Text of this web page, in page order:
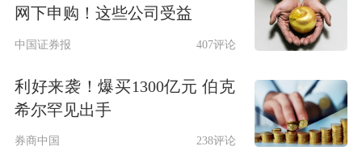
网下申购！这些公司受益
中国证券报 407评论
利好来袭！爆买1300亿元 伯克
希尔罕见出手
券商中国 238评论